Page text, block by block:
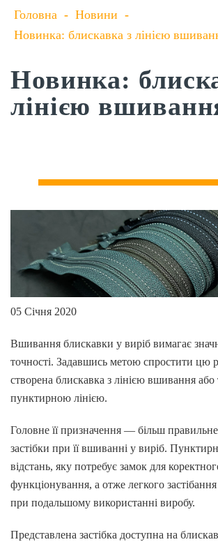
Головна - Новини -
Новинка: блискавка з лінією
Новинка:
лінією
05 Січня 2020
Вшивання блискавки у виріб вимагає
точності. Задавшись метою спростити цю
створена блискавка з лінією вшивання
пунктирною лінією.
Головне її призначення — більш
застібки при її вшиванні у виріб.
відстань, яку потребує замок для
функціонування, а отже легкого застібання
при подальшому використанні виробу.
Представлена застібка доступна на